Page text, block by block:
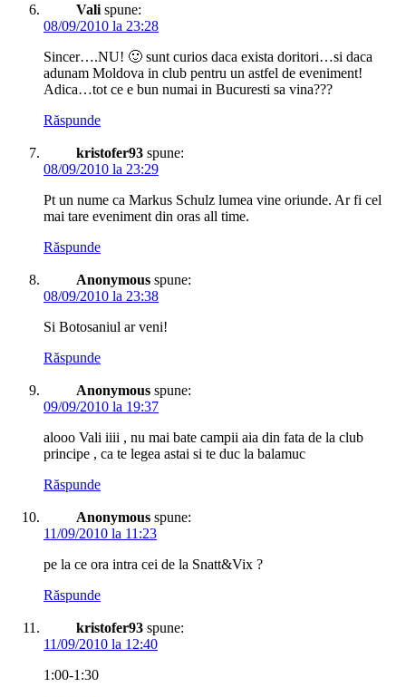
Vali spune:
08/09/2010 la 23:28
Sincer….NU! 🙂 sunt curios daca exista doritori…si daca
adunam Moldova in club pentru un astfel de eveniment!
Adica…tot ce e bun numai in Bucuresti sa vina???
Răspunde
kristofer93 spune:
08/09/2010 la 23:29
Pt un nume ca Markus Schulz lumea vine oriunde. Ar fi cel
mai tare eveniment din oras all time.
Răspunde
Anonymous spune:
08/09/2010 la 23:38
Si Botosaniul ar veni!
Răspunde
Anonymous spune:
09/09/2010 la 19:37
alooo Vali iiii , nu mai bate campii aia din fata de la club
principe , ca te legea astai si te duc la balamuc
Răspunde
Anonymous spune:
11/09/2010 la 11:23
pe la ce ora intra cei de la Snatt&Vix ?
Răspunde
kristofer93 spune:
11/09/2010 la 12:40
1:00-1:30